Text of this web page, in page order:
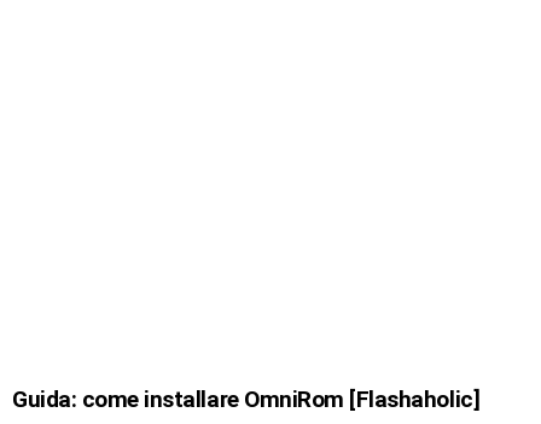
Guida: come installare OmniRom [Flashaholic]